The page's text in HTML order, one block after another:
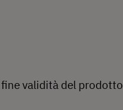
validità del prodotto